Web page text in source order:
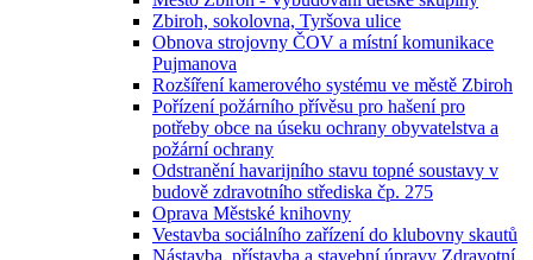
Zbiroh, sokolovna, Tyršova ulice
Obnova strojovny ČOV a místní komunikace
Pujmanova
Rozšíření kamerového systému ve městě Zbiroh
Pořízení požárního přívěsu pro hašení pro
potřeby obce na úseku ochrany obyvatelstva a
požární ochrany
Odstranění havarijního stavu topné soustavy v
budově zdravotního střediska čp. 275
Oprava Městské knihovny
Vestavba sociálního zařízení do klubovny skautů
Nástavba, přístavba a stavební úpravy Zdravotní